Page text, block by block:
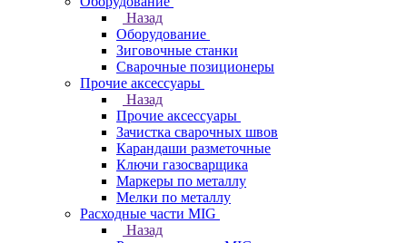
Назад
Оборудование
Зиговочные станки
Сварочные позиционеры
Прочие аксессуары
Назад
Прочие аксессуары
Зачистка сварочных швов
Карандаши разметочные
Ключи газосварщика
Маркеры по металлу
Мелки по металлу
Расходные части MIG
Назад